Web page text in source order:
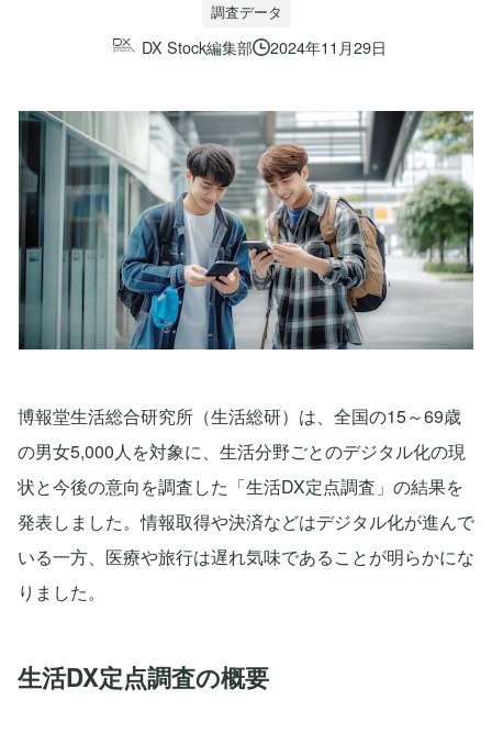
調査データ
DX Stock編集部 2024年11月29日
博報堂生活総合研究所（生活総研）は、全国の15～69歳
の男女5,000人を対象に、生活分野ごとのデジタル化の現
状と今後の意向を調査した「生活DX定点調査」の結果を
発表しました。情報取得や決済などはデジタル化が進んで
いる一方、医療や旅行は遅れ気味であることが明らかにな
りました。
生活DX定点調査の概要